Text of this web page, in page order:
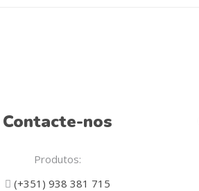
Contacte-nos
Produtos:
(+351) 938 381 715